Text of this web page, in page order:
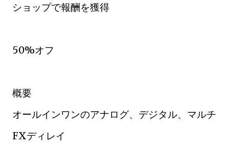
ショップで報酬を獲得
50%オフ
概要
オールインワンのアナログ、デジタル、マルチ
FXディレイ